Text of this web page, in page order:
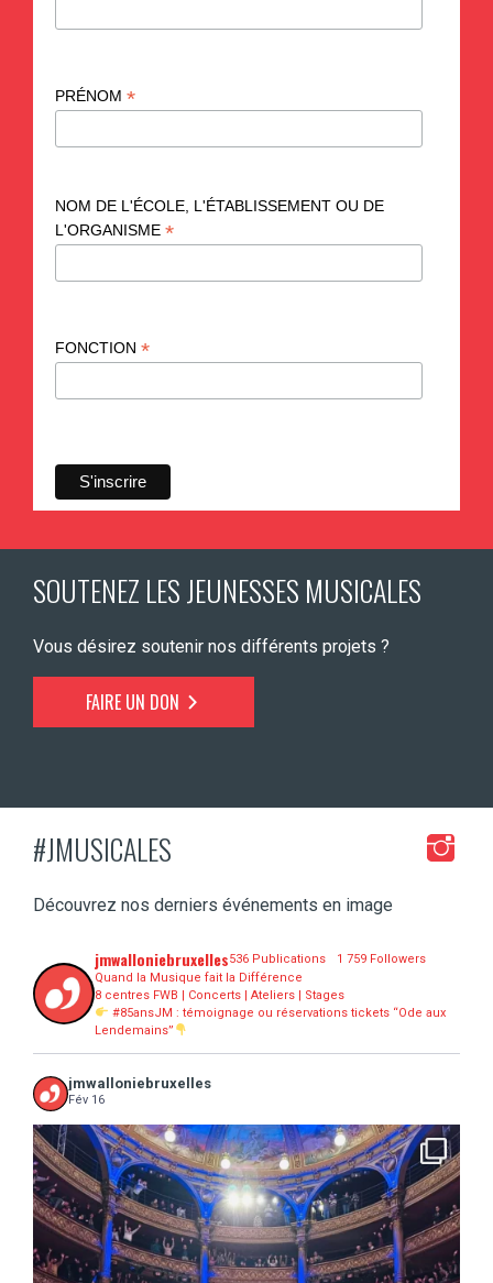
PRÉNOM *
NOM DE L'ÉCOLE, L'ÉTABLISSEMENT OU DE
L'ORGANISME *
FONCTION *
SOUTENEZ LES JEUNESSES MUSICALES
Vous désirez soutenir nos différents projets ?
FAIRE UN DON
#JMUSICALES
Découvrez nos derniers événements en image
jmwalloniebruxelles536 Publications
1 759 Followers
Quand la Musique fait la Différence
8 centres FWB | Concerts | Ateliers | Stages
#85ansJM : témoignage ou réservations tickets “Ode aux
Lendemains”
jmwalloniebruxelles
Fév 16